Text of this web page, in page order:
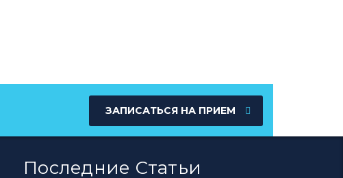
ЗАПИСАТЬСЯ НА ПРИЕМ
Последние Статьи